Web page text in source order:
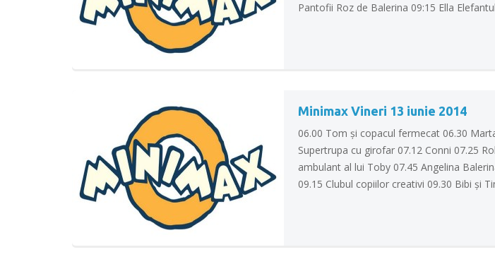
Pantofii Roz de Balerina 09:15 Ella
Minimax Vineri 13 iunie 2014
06.00 Tom şi copacul fermecat 06.30
Supertrupa cu girofar 07.12 Conni 07.25
ambulant al lui Toby 07.45 Angelina
09.15 Clubul copiilor creativi 09.30 Bibi şi